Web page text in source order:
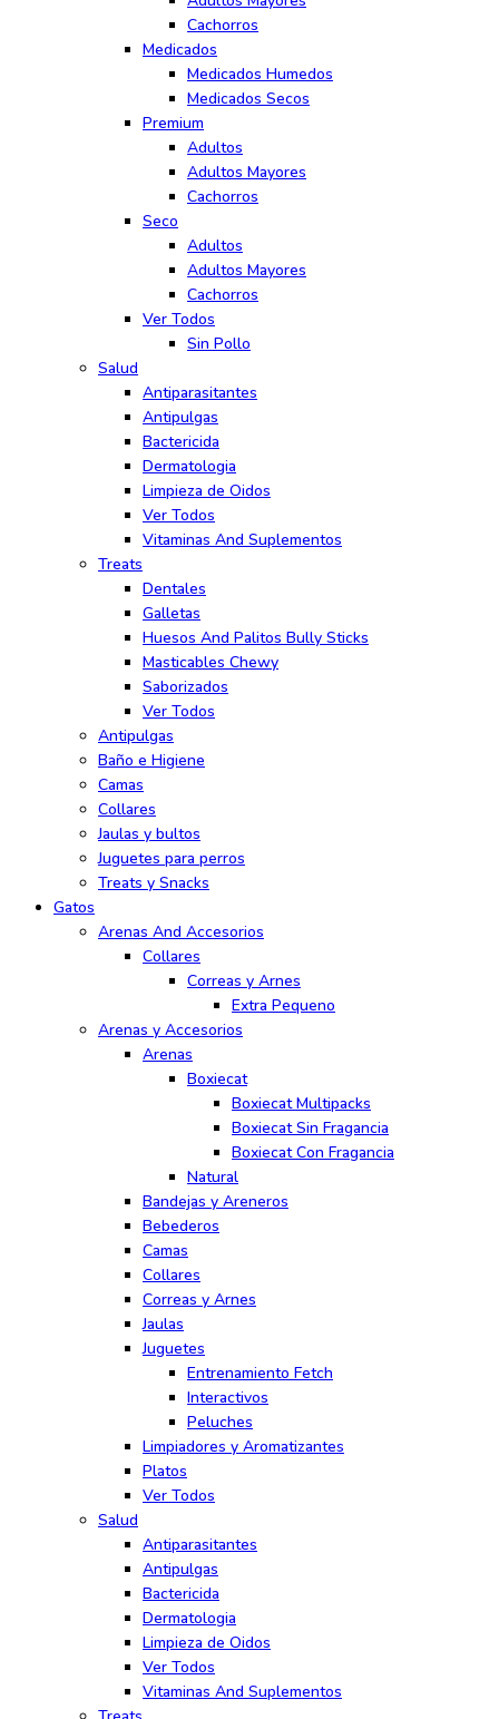
Cachorros
Medicados
Medicados Humedos
Medicados Secos
Premium
Adultos
Adultos Mayores
Cachorros
Seco
Adultos
Adultos Mayores
Cachorros
Ver Todos
Sin Pollo
Salud
Antiparasitantes
Antipulgas
Bactericida
Dermatologia
Limpieza de Oidos
Ver Todos
Vitaminas And Suplementos
Treats
Dentales
Galletas
Huesos And Palitos Bully Sticks
Masticables Chewy
Saborizados
Ver Todos
Antipulgas
Baño e Higiene
Camas
Collares
Jaulas y bultos
Juguetes para perros
Treats y Snacks
Gatos
Arenas And Accesorios
Collares
Correas y Arnes
Extra Pequeno
Arenas y Accesorios
Arenas
Boxiecat
Boxiecat Multipacks
Boxiecat Sin Fragancia
Boxiecat Con Fragancia
Natural
Bandejas y Areneros
Bebederos
Camas
Collares
Correas y Arnes
Jaulas
Juguetes
Entrenamiento Fetch
Interactivos
Peluches
Limpiadores y Aromatizantes
Platos
Ver Todos
Salud
Antiparasitantes
Antipulgas
Bactericida
Dermatologia
Limpieza de Oidos
Ver Todos
Vitaminas And Suplementos